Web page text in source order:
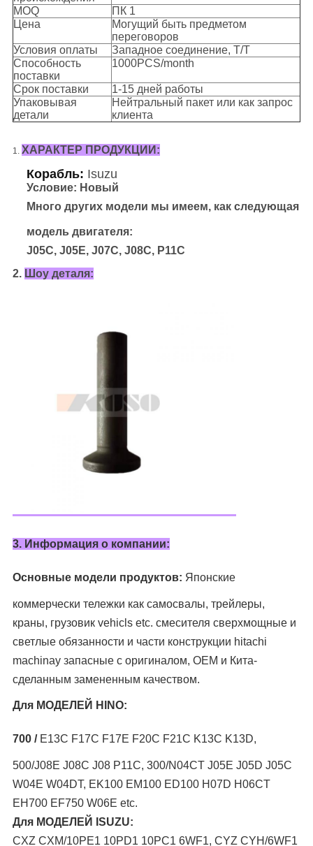
MOQ
ПК 1
Цена
Могущий быть предметом
переговоров
Условия оплаты
Западное соединение, T/T
Способность
поставки
1000PCS/month
Срок поставки
1-15 дней работы
Упаковывая
детали
Нейтральный пакет или как запрос
клиента
1. ХАРАКТЕР ПРОДУКЦИИ:
Корабль: Isuzu
Условие: Новый
Много других модели мы имеем, как следующая
модель двигателя:
J05C, J05E, J07C, J08C, P11C
2. Шоу деталя:
3. Информация о компании:
Основные модели продуктов: Японские
коммерчески тележки как самосвалы, трейлеры,
краны, грузовикvehicls etc. смесителя сверхмощные и
светлые обязанности и части конструкции hitachi
machinay запасные с оригиналом, OEM и Кита-
сделанным замененным качеством.
Для МОДЕЛЕЙ HINO:
700 / E13C F17C F17E F20C F21C K13C K13D,
500/J08E J08C J08 P11C, 300/N04CT J05E J05D J05C
W04E W04DT, EK100 EM100 ED100 H07D H06CT
EH700 EF750 W06E etc.
Для МОДЕЛЕЙ ISUZU:
CXZ CXM/10PE1 10PD1 10PC1 6WF1, CYZ CYH/6WF1